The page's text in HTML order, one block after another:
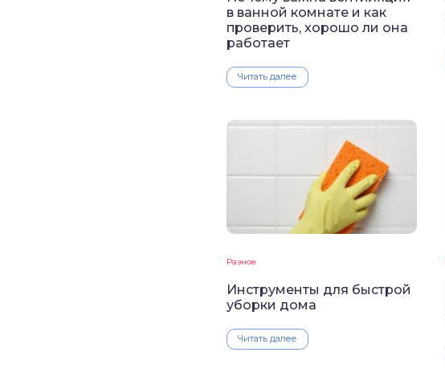
в ванной комнате и как
проверить, хорошо ли она
работает
Читать далее
Разное
Инструменты для быстрой
уборки дома
Читать далее